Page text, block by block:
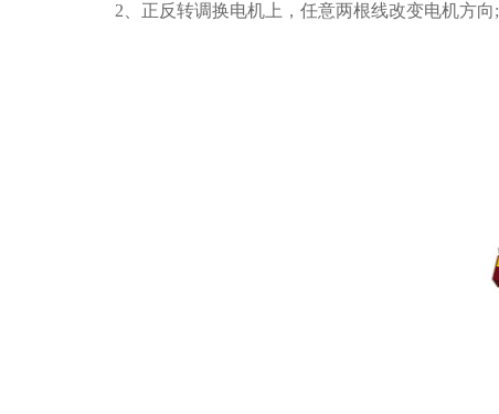
2、正反转调换电机上，任意两根线改变电机方向;